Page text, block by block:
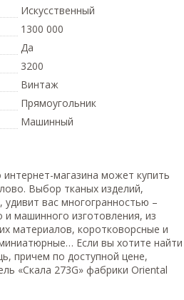
Искусственный
1300 000
Да
3200
Винтаж
Прямоугольник
Машинный
магазина может купить
Выбор тканых изделий,
удивит вас многогранностью –
и машинного изготовления, из
материалов, коротковорсные и
Если вы хотите найти
причем по доступной цене,
«Скала 273G» фабрики Oriental